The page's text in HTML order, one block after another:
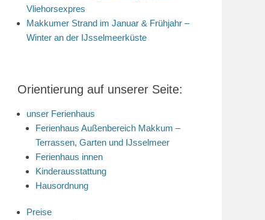
Vliehorsexpres
Makkumer Strand im Januar & Frühjahr –
Winter an der IJsselmeerküste
Orientierung auf unserer Seite:
unser Ferienhaus
Ferienhaus Außenbereich Makkum –
Terrassen, Garten und IJsselmeer
Ferienhaus innen
Kinderausstattung
Hausordnung
Preise